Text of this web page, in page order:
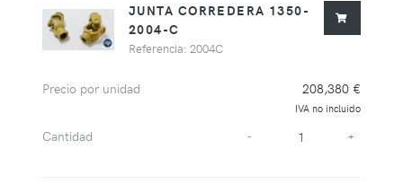
JUNTA CORREDERA 1350-
2004-C
Referencia: 2004C
Precio por unidad 208,380 €
IVA no incluido
Cantidad - +